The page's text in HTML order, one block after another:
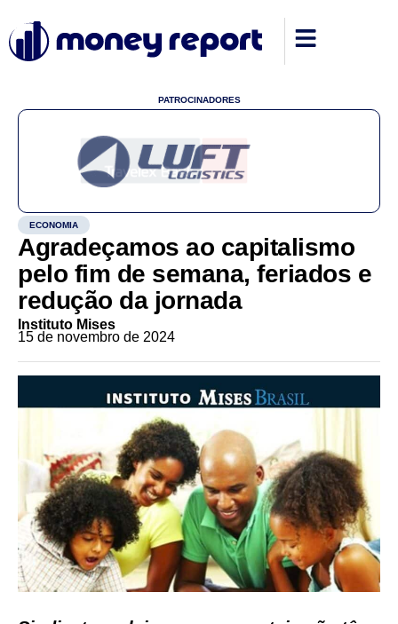
PATROCINADORES
ECONOMIA
Agradeçamos ao capitalismo
pelo fim de semana, feriados e
redução da jornada
Instituto Mises
15 de novembro de 2024